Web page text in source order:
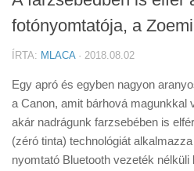
Cikkek
Szoftver
Tudástár
Tanácsok
Érdekességek
fotónyomtatója, a
ÍRTA: MLACA· 2018.08.02
Egy apró és egyben nagyon
a Canon, amit bárhová magunkkal
akár nadrágunk farzsebében is
(zéró tinta) technológiát
nyomtató Bluetooth vezeték